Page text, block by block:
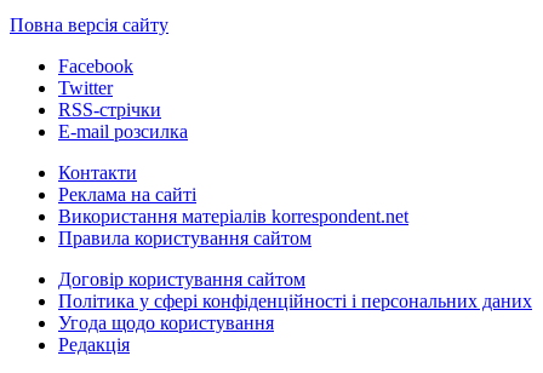
Повна версія сайту
Facebook
Twitter
RSS-стрічки
E-mail розсилка
Контакти
Реклама на сайті
Використання матеріалів korrespondent.net
Правила користування сайтом
Договір користування сайтом
Політика у сфері конфіденційності і персональних даних
Угода щодо користування
Редакція